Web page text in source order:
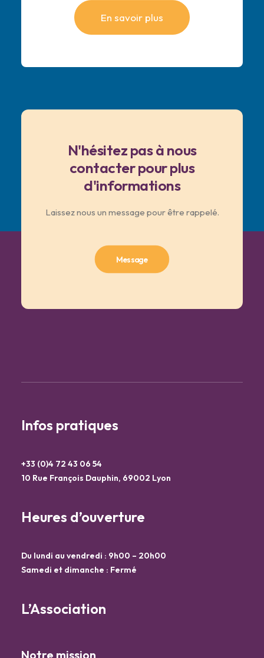
En savoir plus
N'hésitez pas à nous
contacter pour plus
d'informations
Laissez nous un message pour être rappelé.
Message
Infos pratiques
+33 (0)4 72 43 06 54
10 Rue François Dauphin, 69002 Lyon
Heures d’ouverture
Du lundi au vendredi : 9h00 – 20h00
Samedi et dimanche : Fermé
L’Association
Notre mission